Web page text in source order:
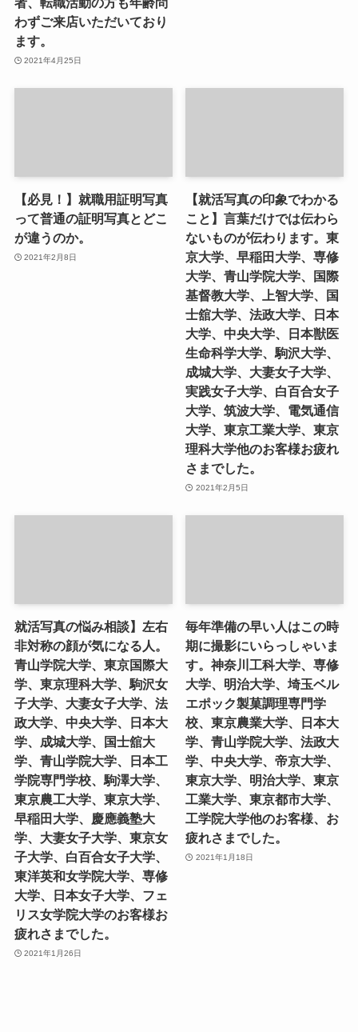
わずご来店いただいており
ます。
2021年4月25日
【必見！】就職用証明写真
って普通の証明写真とどこ
が違うのか。
2021年2月8日
【就活写真の印象でわかる
こと】言葉だけでは伝わら
ないものが伝わります。東
京大学、早稲田大学、専修
大学、青山学院大学、国際
基督教大学、上智大学、国
士舘大学、法政大学、日本
大学、中央大学、日本獣医
生命科学大学、駒沢大学、
成城大学、大妻女子大学、
実践女子大学、白百合女子
大学、筑波大学、電気通信
大学、東京工業大学、東京
理科大学他のお客様お疲れ
さまでした。
2021年2月5日
就活写真の悩み相談】左右
非対称の顔が気になる人。
青山学院大学、東京国際大
学、東京理科大学、駒沢女
子大学、大妻女子大学、法
政大学、中央大学、日本大
学、成城大学、国士舘大
学、青山学院大学、日本工
学院専門学校、駒澤大学、
東京農工大学、東京大学、
早稲田大学、慶應義塾大
学、大妻女子大学、東京女
子大学、白百合女子大学、
東洋英和女学院大学、専修
大学、日本女子大学、フェ
リス女学院大学のお客様お
疲れさまでした。
2021年1月26日
毎年準備の早い人はこの時
期に撮影にいらっしゃいま
す。神奈川工科大学、専修
大学、明治大学、埼玉ベル
エポック製菓調理専門学
校、東京農業大学、日本大
学、青山学院大学、法政大
学、中央大学、帝京大学、
東京大学、明治大学、東京
工業大学、東京都市大学、
工学院大学他のお客様、お
疲れさまでした。
2021年1月18日